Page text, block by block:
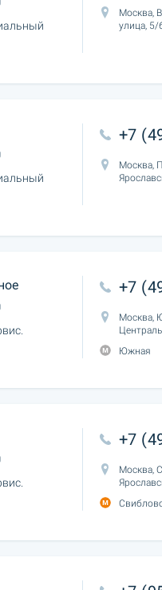
Москва,
улица, 5/
+7
Москва,
+7
Москва,
Южная
+7
Москва,